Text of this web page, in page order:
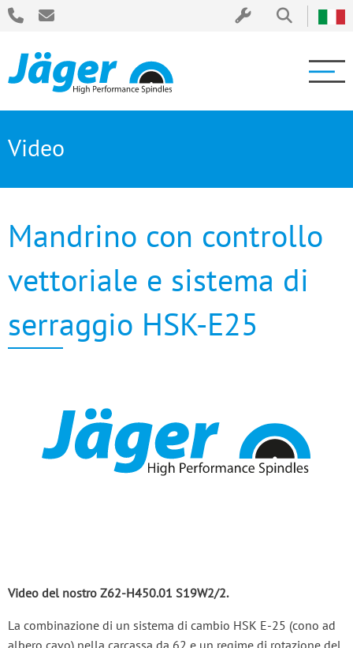
Video
Mandrino con controllo
vettoriale e sistema di
serraggio HSK-E25
Video del nostro Z62-H450.01 S19W2/2.
La combinazione di un sistema di cambio HSK E-25 (cono ad
albero cavo) nella carcassa da 62 e un regime di rotazione del